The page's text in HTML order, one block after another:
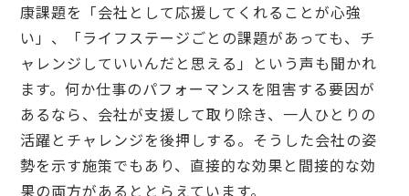
康課題を「会社として応援してくれることが心強
い」、「ライフステージごとの課題があっても、チ
ャレンジしていいんだと思える」という声も聞かれ
ます。何か仕事のパフォーマンスを阻害する要因が
あるなら、会社が支援して取り除き、一人ひとりの
活躍とチャレンジを後押しする。そうした会社の姿
勢を示す施策でもあり、直接的な効果と間接的な効
果の両方があるととらえています。